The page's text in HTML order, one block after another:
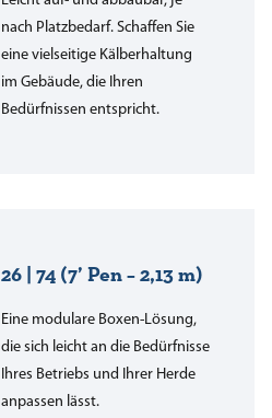
nach Platzbedarf. Schaffen Sie
eine vielseitige Kälberhaltung
im Gebäude, die Ihren
Bedürfnissen entspricht.
26 | 74 (7’ Pen – 2,13 m)
Eine modulare Boxen-Lösung,
die sich leicht an die Bedürfnisse
Ihres Betriebs und Ihrer Herde
anpassen lässt.